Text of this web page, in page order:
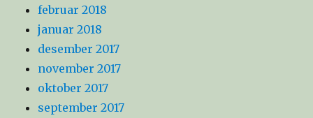
februar 2018
januar 2018
desember 2017
november 2017
oktober 2017
september 2017